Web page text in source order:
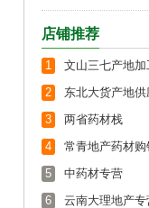
店铺推荐
1
文山三七产地加
2
东北大货产地供
3
两省药材栈
4
常青地产药材购
5
中药材专营
6
云南大理地产专